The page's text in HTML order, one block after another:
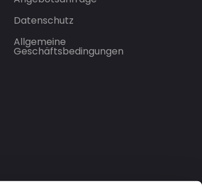
Datenschutz
Allgemeine
Geschäftsbedingungen